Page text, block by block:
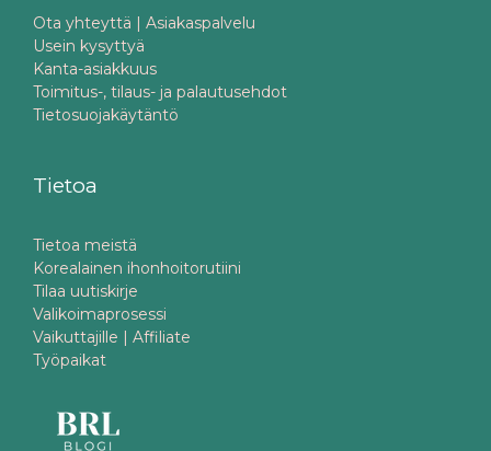
Ota yhteyttä | Asiakaspalvelu
Usein kysyttyä
Kanta-asiakkuus
Toimitus-, tilaus- ja palautusehdot
Tietosuojakäytäntö
Tietoa
Tietoa meistä
Korealainen ihonhoitorutiini
Tilaa uutiskirje
Valikoimaprosessi
Vaikuttajille | Affiliate
Työpaikat